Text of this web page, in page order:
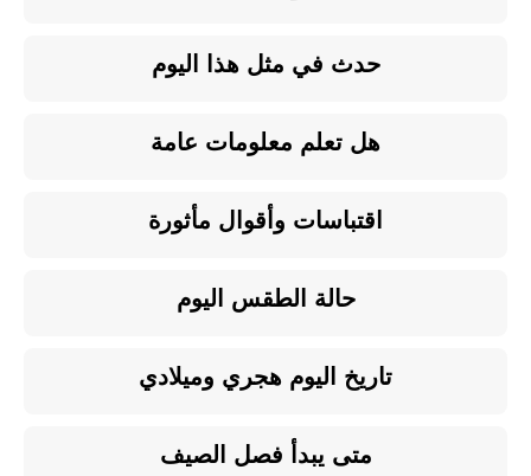
حدث في مثل هذا اليوم
هل تعلم معلومات عامة
اقتباسات وأقوال مأثورة
حالة الطقس اليوم
تاريخ اليوم هجري وميلادي
متى يبدأ فصل الصيف